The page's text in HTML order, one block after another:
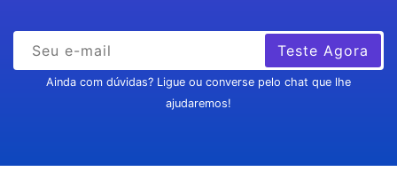
Teste Agora
Ainda com dúvidas? Ligue ou converse pelo chat que lhe
ajudaremos!